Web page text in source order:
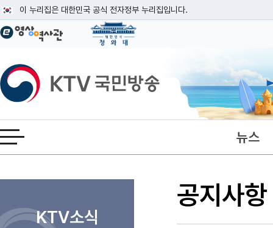
이 누리집은 대한민국 공식 전자정부 누리집입니다.
공식 누리집 주소 확인하기
이밖에 or.kr 또는 .kr등 다른 도메인 주소를 사용하고 있다면 아래 URL에서
운영중인 공식 누리집보기
KTV국민방송
전체메뉴 열기 뉴스
본문
KTV소식
공지사항